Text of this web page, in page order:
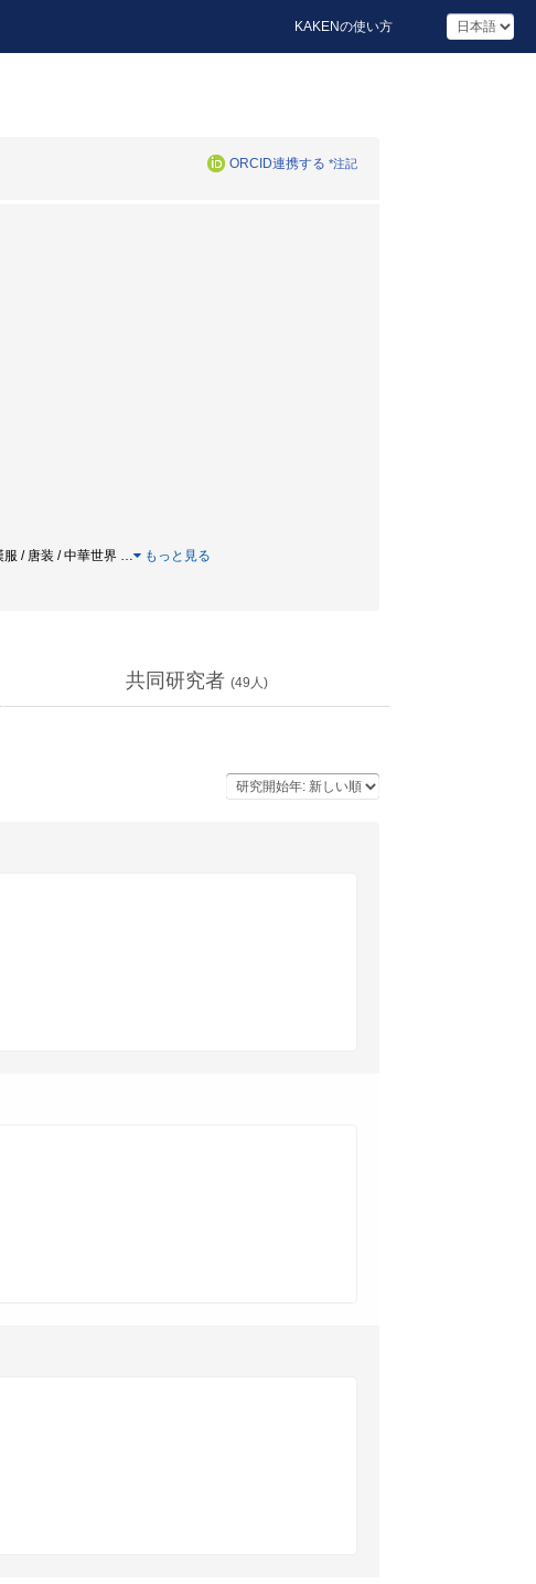
KAKENの使い方
ORCID連携する *注記
/ 唐装 / 中華世界 … もっと見る
共同研究者 (49 人)